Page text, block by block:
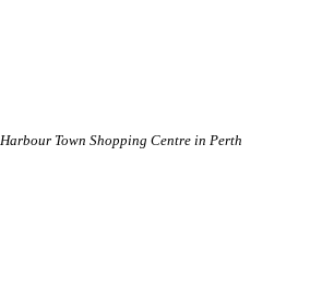
Harbour Town Shopping Centre in Perth